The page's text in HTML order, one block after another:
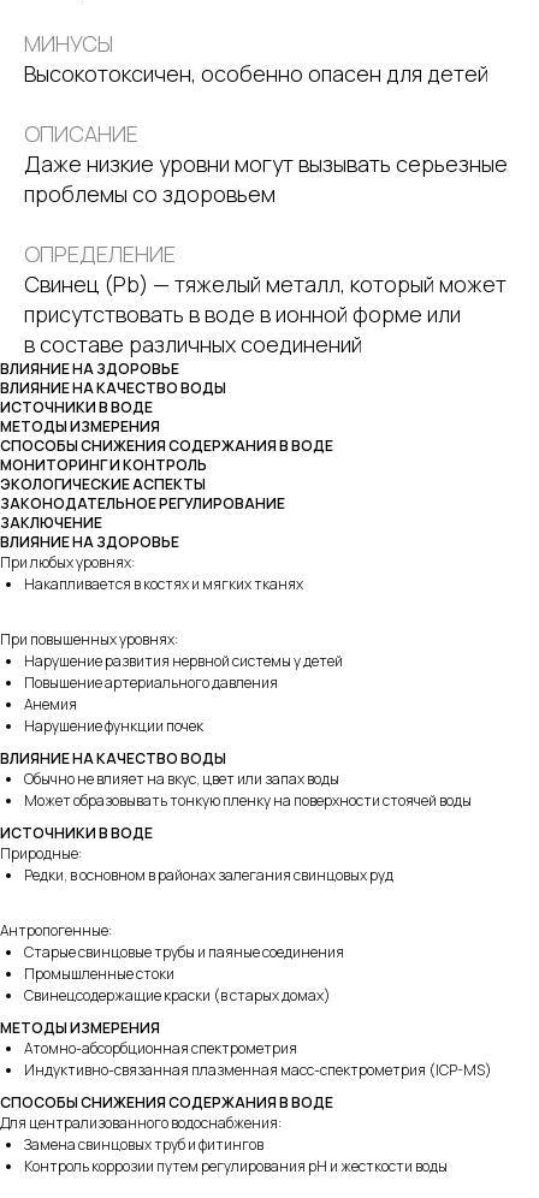
МИНУСЫ
Высокотоксичен, особенно опасен для детей
ОПИСАНИЕ
Даже низкие уровни могут вызывать серьезные
проблемы со здоровьем
ОПРЕДЕЛЕНИЕ
Свинец (Pb) — тяжелый металл, который может
присутствовать в воде в ионной форме или
в составе различных соединений
ВЛИЯНИЕ НА ЗДОРОВЬЕ
ВЛИЯНИЕ НА КАЧЕСТВО ВОДЫ
ИСТОЧНИКИ В ВОДЕ
МЕТОДЫ ИЗМЕРЕНИЯ
СПОСОБЫ СНИЖЕНИЯ СОДЕРЖАНИЯ В ВОДЕ
МОНИТОРИНГ И КОНТРОЛЬ
ЭКОЛОГИЧЕСКИЕ АСПЕКТЫ
ЗАКОНОДАТЕЛЬНОЕ РЕГУЛИРОВАНИЕ
ЗАКЛЮЧЕНИЕ
ВЛИЯНИЕ НА ЗДОРОВЬЕ
При любых уровнях:
Накапливается в костях и мягких тканях
При повышенных уровнях:
Нарушение развития нервной системы у детей
Повышение артериального давления
Анемия
Нарушение функции почек
ВЛИЯНИЕ НА КАЧЕСТВО ВОДЫ
Обычно не влияет на вкус, цвет или запах воды
Может образовывать тонкую пленку на поверхности стоячей воды
ИСТОЧНИКИ В ВОДЕ
Природные:
Редки, в основном в районах залегания свинцовых руд
Антропогенные:
Старые свинцовые трубы и паяные соединения
Промышленные стоки
Свинецсодержащие краски (в старых домах)
МЕТОДЫ ИЗМЕРЕНИЯ
Атомно-абсорбционная спектрометрия
Индуктивно-связанная плазменная масс-спектрометрия (ICP-MS)
СПОСОБЫ СНИЖЕНИЯ СОДЕРЖАНИЯ В ВОДЕ
Для централизованного водоснабжения:
Замена свинцовых труб и фитингов
Контроль коррозии путем регулирования pH и жесткости воды